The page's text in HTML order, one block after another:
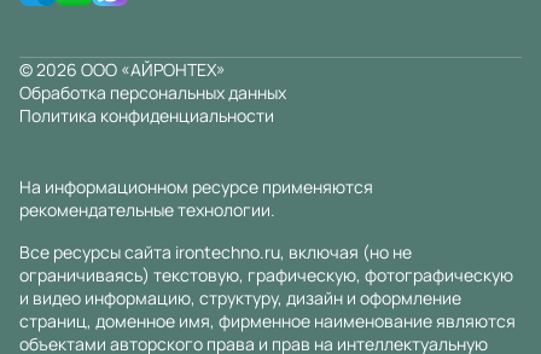
© 2026 ООО «АЙРОНТЕХ»
Обработка персональных данных
Политика конфиденциальности
На информационном ресурсе применяются
рекомендательные технологии.
Все ресурсы сайта irontechno.ru, включая (но не
ограничиваясь) текстовую, графическую, фотографическую
и видео информацию, структуру, дизайн и оформление
страниц, доменное имя, фирменное наименование являются
объектами авторского права и прав на интеллектуальную